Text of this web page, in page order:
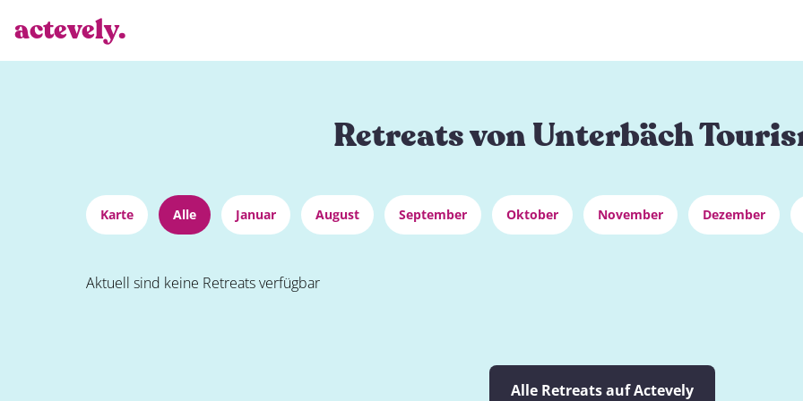
actevely.
Retreats von Unterbäch
Karte Alle Januar August September Oktober November Dezember
Aktuell sind keine Retreats verfügbar
Alle Retreats auf Actevely